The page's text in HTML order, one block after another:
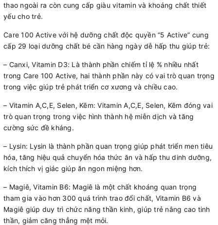
thao ngoài ra còn cung cấp giàu vitamin và khoáng chất thiết
yếu cho trẻ.
Care 100 Active với hệ dưỡng chất độc quyền “5 Active” cung
cấp 29 loại dưỡng chất bé cần hàng ngày dễ hấp thu giúp trẻ:
– Canxi, Vitamin D3: Là thành phần chiếm tỉ lệ % nhiều nhất
trong Care 100 Active, hai thành phần này có vai trò quan trọng
trong việc giúp trẻ phát triển cơ xương và chiều cao.
– Vitamin A,C,E, Selen, Kẽm: Vitamin A,C,E, Selen, Kẽm đóng vai
trò quan trọng trong việc hình thành hệ miễn dịch và tăng
cường sức đề kháng.
– Lysin: Lysin là thành phần quan trọng giúp phát triển men tiêu
hóa, tăng hiệu quả chuyển hóa thức ăn và hấp thu dinh dưỡng,
kích thích vị giác giúp ăn ngon miệng hơn.
– Magiê, Vitamin B6: Magiê là một chất khoáng quan trọng
tham gia vào hơn 300 quá trình trao đổi chất, Vitamin B6 và
Magiê giúp duy trì chức năng thần kinh, giúp trẻ nâng cao tinh
thần, giảm căng thẳng mệt mỏi.